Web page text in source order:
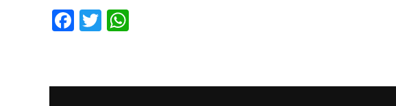
Facebook
Twitter